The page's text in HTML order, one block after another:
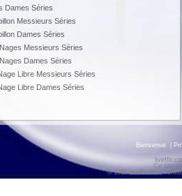
Dames Séries
Messieurs Séries
Dames Séries
Messieurs Séries
Dames Séries
Libre Messieurs Séries
Libre Dames Séries
Bienvenue
Ce site
© 2011 liveffn.com